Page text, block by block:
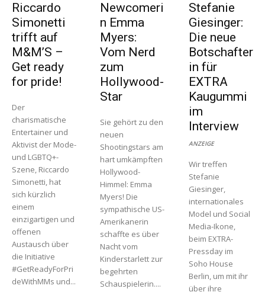
Riccardo
Simonetti
trifft auf
M&M’S –
Get ready
for pride!
Der
charismatische
Entertainer und
Aktivist der Mode-
und LGBTQ+-
Szene, Riccardo
Simonetti, hat
sich kürzlich
einem
einzigartigen und
offenen
Austausch über
die Initiative
#GetReadyForPri
deWithMMs und...
Newcomeri
n Emma
Myers:
Vom Nerd
zum
Hollywood-
Star
Sie gehört zu den
neuen
Shootingstars am
hart umkämpften
Hollywood-
Himmel: Emma
Myers! Die
sympathische US-
Amerikanerin
schaffte es über
Nacht vom
Kinderstarlett zur
begehrten
Schauspielerin....
Stefanie
Giesinger:
Die neue
Botschafter
in für
EXTRA
Kaugummi
im
Interview
ANZEIGE
Wir treffen
Stefanie
Giesinger,
internationales
Model und Social
Media-Ikone,
beim EXTRA-
Pressday im
Soho House
Berlin, um mit ihr
über ihre